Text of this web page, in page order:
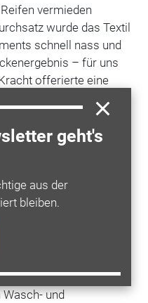
geht's
aus der
bleiben.
vermieden
wurde das Textil
schnell nass und
– für uns
offerierte eine
verhindert.
Waschmaterial von
es noch unter der
handelt es sich doch
Materials. „Es ist
im Einsatz und sind
und